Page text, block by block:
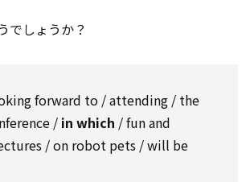
でしょうか？
forward to / attending / the
/ in which / fun and
/on robot pets / will be